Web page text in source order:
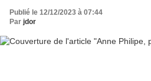
Publié le 12/12/2023 à 07:44
Par jdor